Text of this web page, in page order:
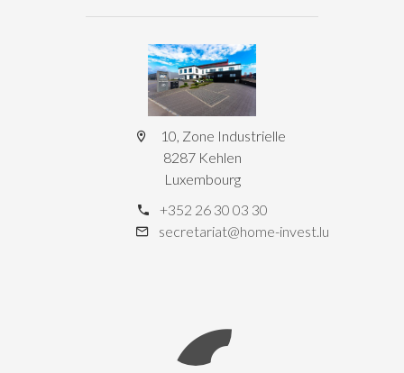
10, Zone Industrielle
8287 Kehlen
Luxembourg
+352 26 30 03 30
secretariat@home-invest.lu